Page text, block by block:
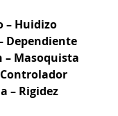
– Huidizo
Dependiente
Masoquista
– Rigidez